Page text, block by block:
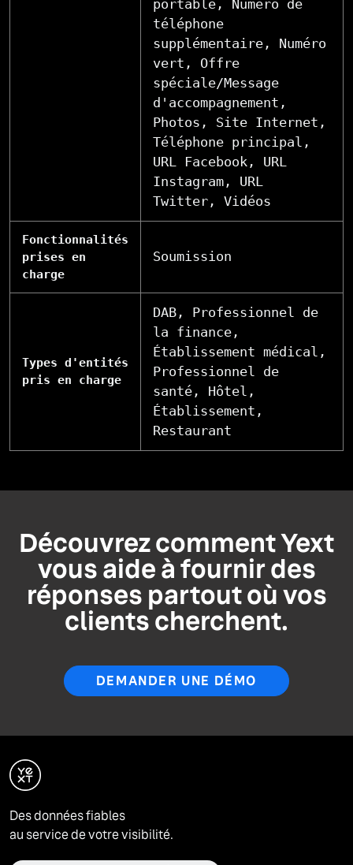
portable, Numéro de
téléphone
supplémentaire, Numéro
vert, Offre
spéciale/Message
d'accompagnement,
Photos, Site Internet,
Téléphone principal,
URL Facebook, URL
Instagram, URL
Twitter, Vidéos
Fonctionnalités
prises en
charge
Soumission
Types d'entités
pris en charge
DAB, Professionnel de
la finance,
Établissement médical,
Professionnel de
santé, Hôtel,
Établissement,
Restaurant
Découvrez comment Yext
vous aide à fournir des
réponses partout où vos
clients cherchent.
DEMANDER UNE DÉMO
Des données fiables
au service de votre visibilité.